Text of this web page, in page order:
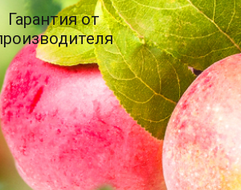
Гарантия от